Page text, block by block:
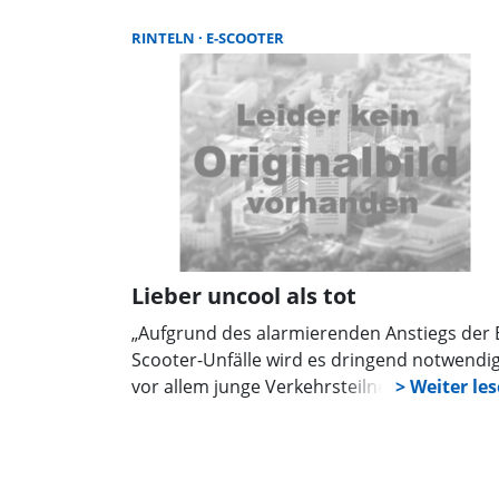
RINTELN E-SCOOTER
Lieber uncool als tot
„Aufgrund des alarmierenden Anstiegs der
Scooter-Unfälle wird es dringend
vor allem junge Verkehrsteilnehmer